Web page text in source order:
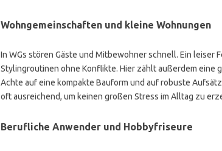
Wohngemeinschaften und kleine Wohnungen
In WGs stören Gäste und Mitbewohner schnell. Ein leiser
Stylingroutinen ohne Konflikte. Hier zählt außerdem eine
Achte auf eine kompakte Bauform und auf robuste
oft ausreichend, um keinen großen Stress im Alltag zu
Berufliche Anwender und Hobbyfriseure